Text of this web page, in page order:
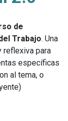
de
Trabajo. Una
reflexiva para
específicas
al tema, o